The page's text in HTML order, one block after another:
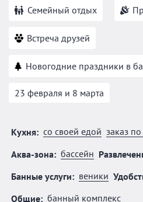
Семейный отдых
Встреча друзей
Новогодние праздники в
23 февраля и 8 марта
Кухня: со своей едой заказ
Аква-зона: бассейн
Банные услуги: веники
Общие: банный комплекс